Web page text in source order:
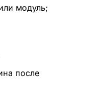
модуль;
после